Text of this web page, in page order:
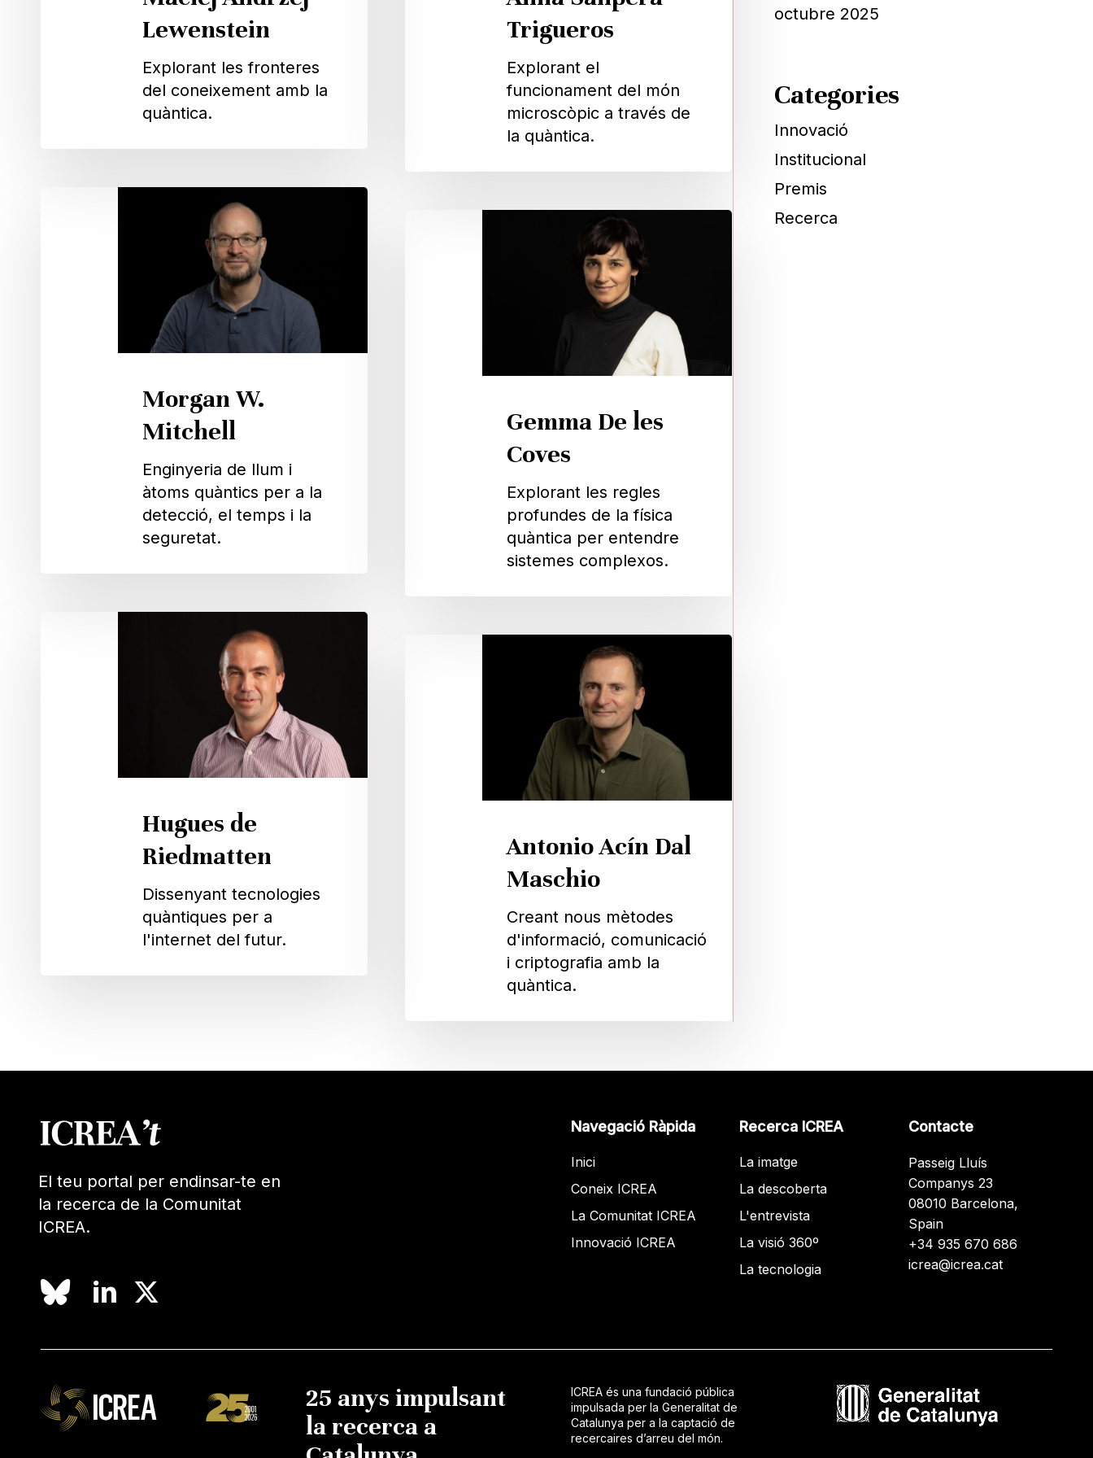
Pitja ENTER per cercar o ESC per tancar
Lewenstein
Explorant les fronteres
del coneixement amb la
quàntica.
Trigueros
Explorant el
funcionament del món
microscòpic a través de
la quàntica.
Morgan W.
Mitchell
Enginyeria de llum i
àtoms quàntics per a la
detecció, el temps i la
seguretat.
Gemma De les
Coves
Explorant les regles
profundes de la física
quàntica per entendre
sistemes complexos.
Hugues de
Riedmatten
Dissenyant tecnologies
quàntiques per a
l'internet del futur.
Antonio Acín Dal
Maschio
Creant nous mètodes
d'informació, comunicació
i criptografia amb la
quàntica.
octubre 2025
Categories
Innovació
Institucional
Premis
Recerca
El teu portal per endinsar-te en
la recerca de la Comunitat
ICREA.
Navegació Ràpida
Inici
Coneix ICREA
La Comunitat ICREA
Innovació ICREA
Recerca ICREA
La imatge
La descoberta
L'entrevista
La visió 360º
La tecnologia
Contacte
Passeig Lluís
Companys 23
08010 Barcelona,
Spain
+34 935 670 686
icrea@icrea.cat
25 anys impulsant
la recerca a
ICREA és una fundació pública
impulsada per la Generalitat de
Catalunya per a la captació de
recercaires d’arreu del món.